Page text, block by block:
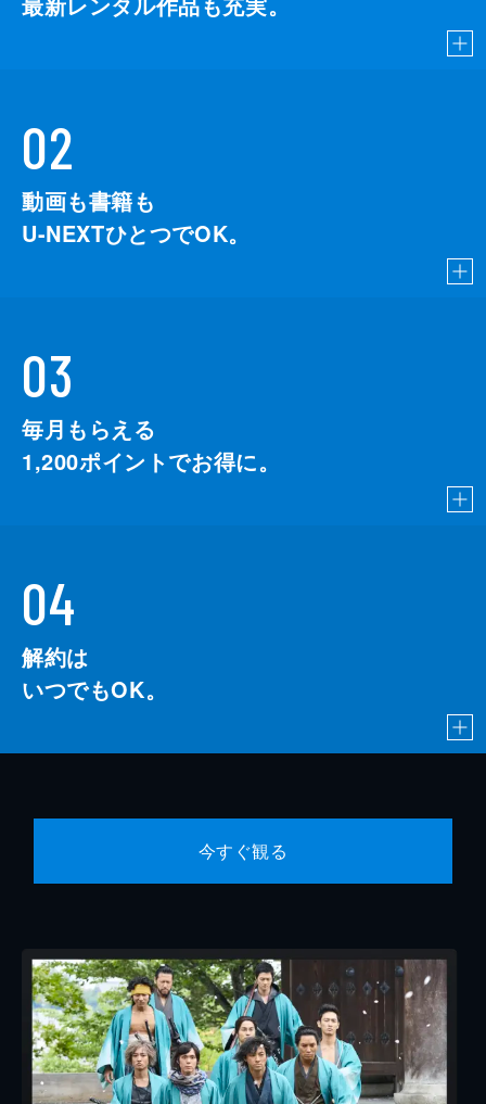
02
動画も書籍も
U-NEXTひとつでOK。
03
毎月もらえる
1,200ポイントでお得に。
04
解約は
いつでもOK。
今すぐ観る